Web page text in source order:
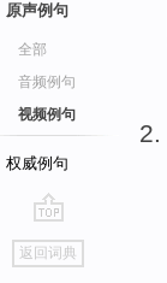
原声例句
全部
音频例句
视频例句
权威例句
go
top
返回词典